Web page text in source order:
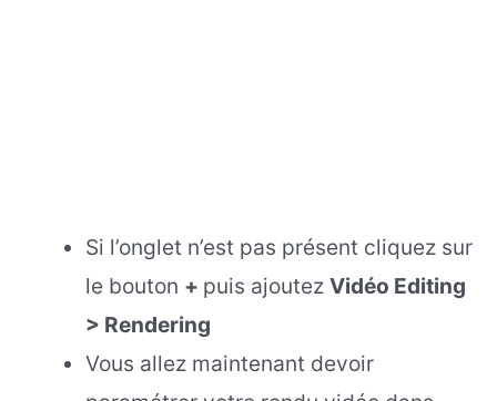
Si l’onglet n’est pas présent cliquez sur
le bouton + puis ajoutezVidéo Editing
> Rendering
Vous allez maintenant devoir